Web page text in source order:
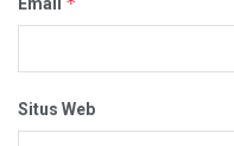
Situs Web